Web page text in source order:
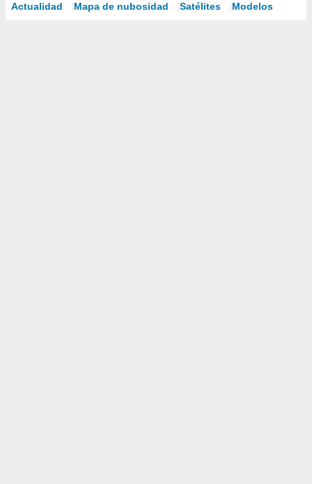
Actualidad Mapa de nubosidad Satélites Modelos